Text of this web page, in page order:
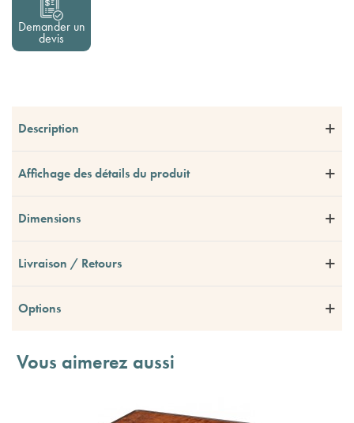
Demander un
devis
Description
Affichage des détails du produit
Dimensions
Livraison / Retours
Options
Vous aimerez aussi